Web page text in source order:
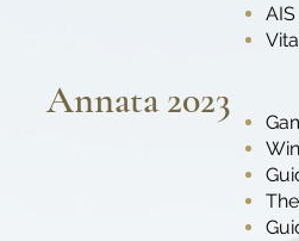
Annata 2023